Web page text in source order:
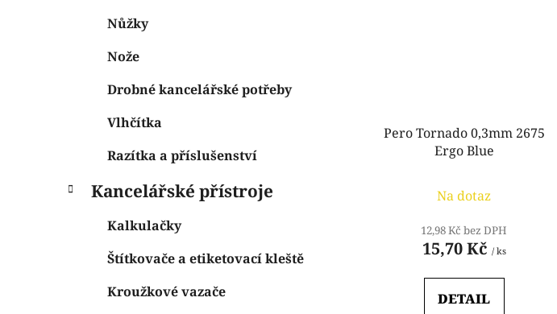
Nůžky
Nože
Drobné kancelářské potřeby
Vlhčítka
Razítka a příslušenství
Kancelářské přístroje
Kalkulačky
Štítkovače a etiketovací kleště
Kroužkové vazače
Pero Tornado 0,3mm 2675
Ergo Blue
Na dotaz
12,98 Kč bez DPH
15,70 Kč / ks
DETAIL